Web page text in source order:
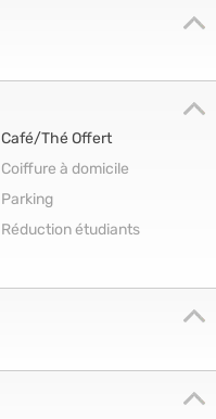
Café/Thé Offert
Coiffure à domicile
Parking
Réduction étudiants